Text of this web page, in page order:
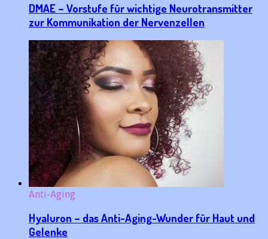
DMAE – Vorstufe für wichtige Neurotransmitter
zur Kommunikation der Nervenzellen
Anti-Aging
Hyaluron – das Anti-Aging-Wunder für Haut und
Gelenke